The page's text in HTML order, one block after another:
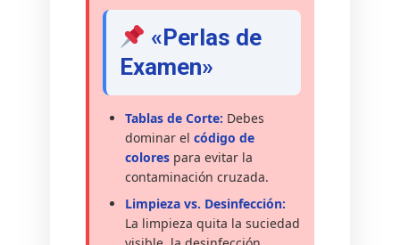
«Perlas de
Examen»
Tablas de Corte: Debes
dominar el código de
colorespara evitar la
contaminación cruzada.
Limpieza vs. Desinfección:
La limpieza quita la suciedad